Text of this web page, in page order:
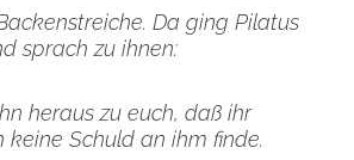
Da ging Pilatus
sprach zu ihnen:
heraus zu euch, daß ihr
keine Schuld an ihm finde.